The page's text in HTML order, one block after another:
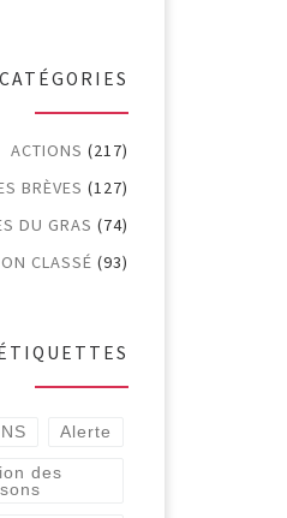
Publié25 janvier 2021
ACTION N° 178
du COVID-19: le
CATÉGORIES
ACTIONS (217)
BRÈVES (127)
DU GRAS (74)
CLASSÉ (93)
Alerte
des